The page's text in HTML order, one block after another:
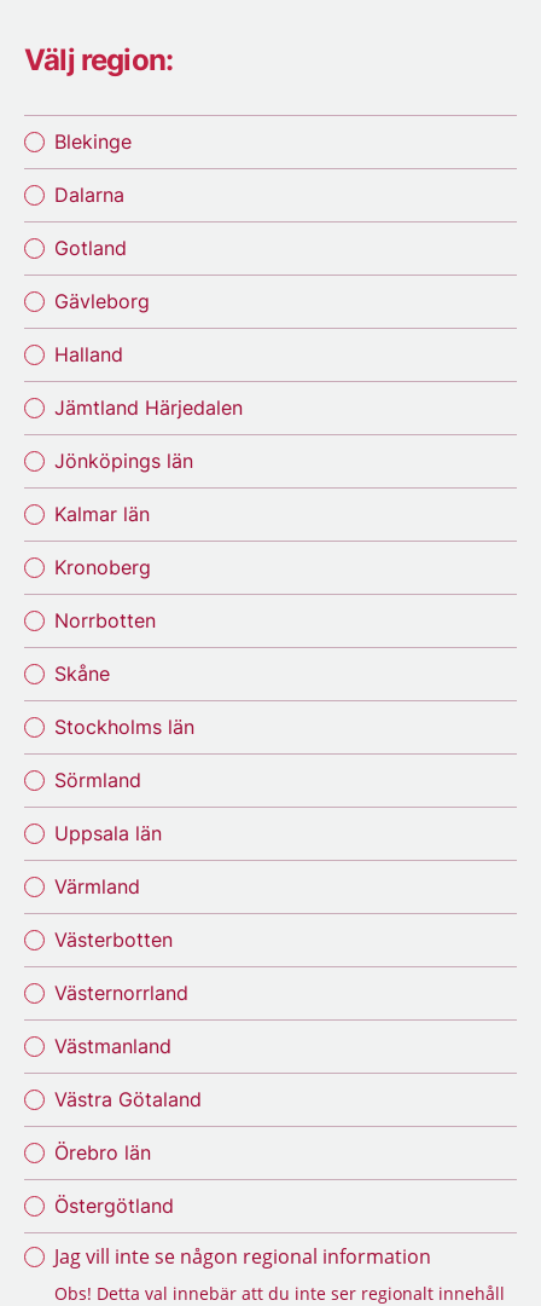
Välj region:
Blekinge
Dalarna
Gotland
Gävleborg
Halland
Jämtland Härjedalen
Jönköpings län
Kalmar län
Kronoberg
Norrbotten
Skåne
Stockholms län
Sörmland
Uppsala län
Värmland
Västerbotten
Västernorrland
Västmanland
Västra Götaland
Örebro län
Östergötland
Jag vill inte se någon regional information
Obs! Detta val innebär att du inte ser regionalt innehåll